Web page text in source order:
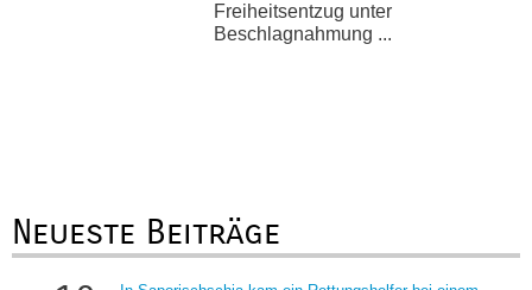
Freiheitsentzug unter
Beschlagnahmung ...
Neueste Beiträge